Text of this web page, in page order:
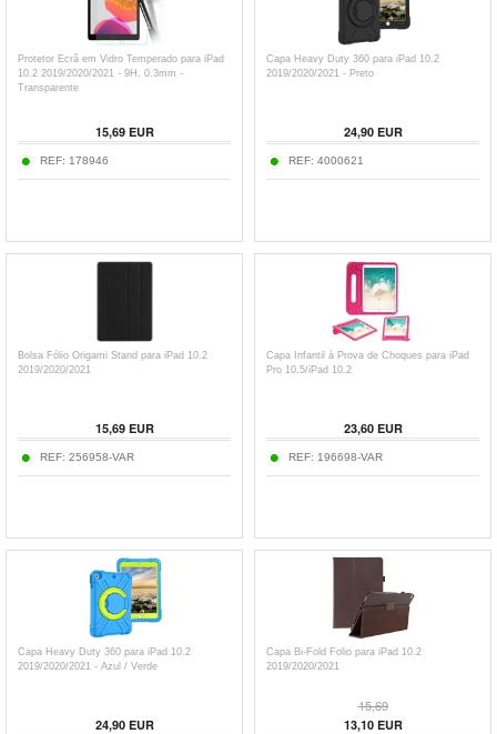
Protetor Ecrã em Vidro Temperado para iPad
10.2 2019/2020/2021 - 9H, 0.3mm -
Transparente
15,69EUR
REF: 178946
Capa Heavy Duty 360 para iPad 10.2
2019/2020/2021 - Preto
24,90EUR
REF: 4000621
Bolsa Fólio Origami Stand para iPad 10.2
2019/2020/2021
15,69EUR
REF: 256958-VAR
Capa Infantil à Prova de Choques para iPad
Pro 10.5/iPad 10.2
23,60EUR
REF: 196698-VAR
Capa Heavy Duty 360 para iPad 10.2
2019/2020/2021 - Azul / Verde
24,90EUR
Capa Bi-Fold Folio para iPad 10.2
2019/2020/2021
15,69
13,10EUR